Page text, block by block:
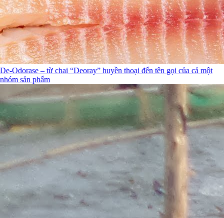
De-Odorase – từ chai “Deoray” huyền thoại đến tên gọi của cả một
nhóm sản phẩm